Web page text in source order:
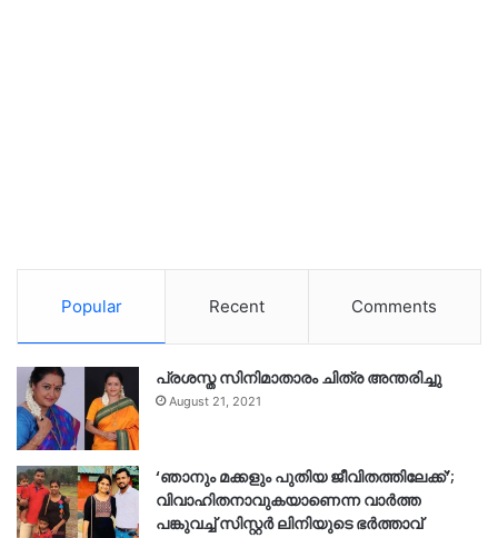
Popular Recent Comments
പ്രശസ്ത സിനിമാതാരം ചിത്ര അന്തരിച്ചു
August 21, 2021
‘ഞാനും മക്കളും പുതിയ ജീവിതത്തിലേക്ക്’;
വിവാഹിതനാവുകയാണെന്ന വാർത്ത
പങ്കുവച്ച് സിസ്റ്റർ ലിനിയുടെ ഭർത്താവ്